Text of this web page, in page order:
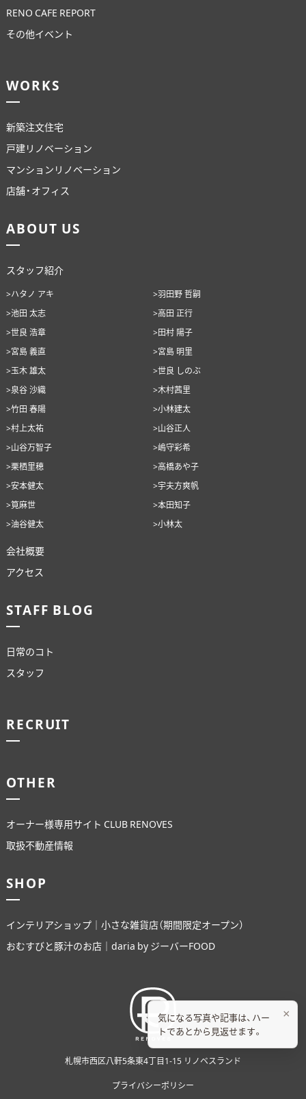
RENO CAFE REPORT
その他イベント
WORKS
新築注文住宅
戸建リノベーション
マンションリノベーション
店舗・オフィス
ABOUT US
スタッフ紹介
>ハタノ アキ
>羽田野 哲嗣
>池田 太志
>高田 正行
>世良 浩章
>田村 陽子
>宮島 義直
>宮島 明里
>玉木 雄太
>世良 しのぶ
>泉谷 沙織
>木村茜里
>竹田 春陽
>小林建太
>村上太祐
>山谷正人
>山谷万智子
>嶋守彩希
>栗栖里穂
>高橋あや子
>安本健太
>宇夫方爽帆
>筧麻世
>本田知子
>油谷健太
>小林太
会社概要
アクセス
STAFF BLOG
日常のコト
スタッフ
RECRUIT
OTHER
オーナー様専用サイト CLUB RENOVES
取扱不動産情報
SHOP
インテリアショップ｜小さな雑貨店（期間限定オープン）
おむすびと豚汁のお店｜daria by ジーバーFOOD
札幌市西区八軒5条東4丁目1-15 リノベスランド
プライバシーポリシー
×
気になる写真や記事は、ハー
トであとから見返せます。